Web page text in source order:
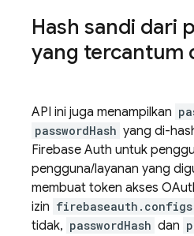
Hash sandi dari
yang tercantum
API ini juga menampilkan
passwordHash yang di-
Firebase Auth untuk
pengguna/layanan yang
membuat token akses
izin
tidak, passwordHash dan